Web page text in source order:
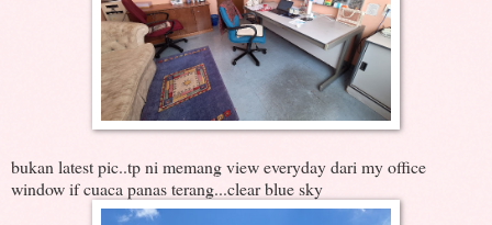
bukan latest pic..tp ni memang view everyday dari my office
window if cuaca panas terang...clear blue sky